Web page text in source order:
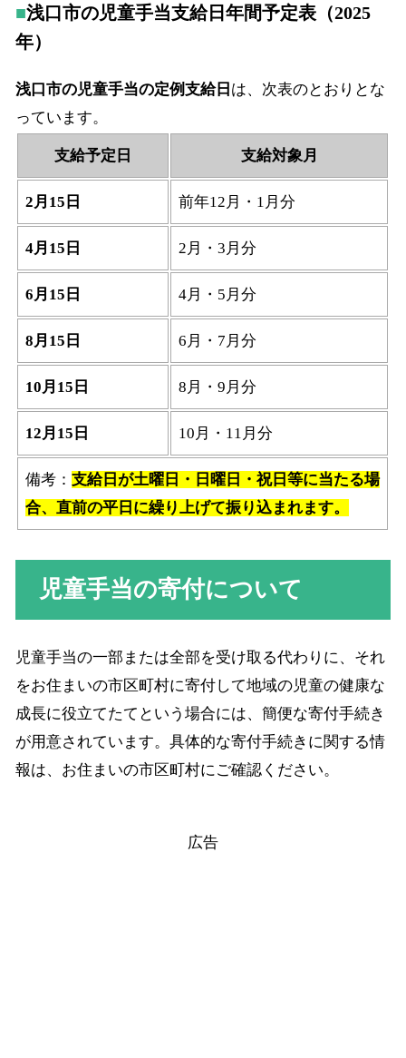
浅口市の児童手当支給日年間予定表（2025
年）
浅口市の児童手当の定例支給日 は、次表のとおりとな
っています。
支給予定日 支給対象月
2月15日 前年12月・1月分
4月15日 2月・3月分
6月15日 4月・5月分
8月15日 6月・7月分
10月15日 8月・9月分
12月15日 10月・11月分
備考：支給日が土曜日・日曜日・祝日等に当たる場
合、直前の平日に繰り上げて振り込まれます。
児童手当の寄付について
児童手当の一部または全部を受け取る代わりに、それ
をお住まいの市区町村に寄付して地域の児童の健康な
成長に役立てたてという場合には、簡便な寄付手続き
が用意されています。具体的な寄付手続きに関する情
報は、お住まいの市区町村にご確認ください。